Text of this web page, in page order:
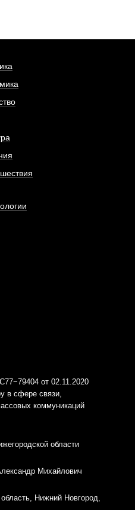
от 02.11.2020
в сфере связи,
коммуникаций
области
Михайлович
Нижний Новгород,